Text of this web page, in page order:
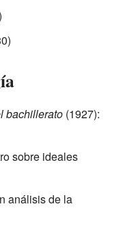
bachillerato (1927):
sobre ideales
análisis de la